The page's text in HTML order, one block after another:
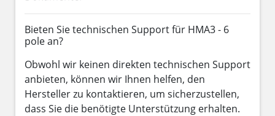
Bieten Sie technischen Support für HMA3 - 6
pole an?
Obwohl wir keinen direkten technischen Support
anbieten, können wir Ihnen helfen, den
Hersteller zu kontaktieren, um sicherzustellen,
dass Sie die benötigte Unterstützung erhalten.